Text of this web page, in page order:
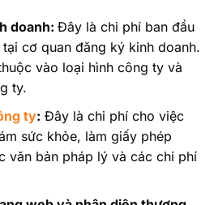
doanh: Đây là chi phí ban đầu
cơ quan đăng ký kinh doanh.
vào loại hình công ty và
ty.
ty: Đây là chi phí cho việc
sức khỏe, làm giấy phép
văn bản pháp lý và các chi phí